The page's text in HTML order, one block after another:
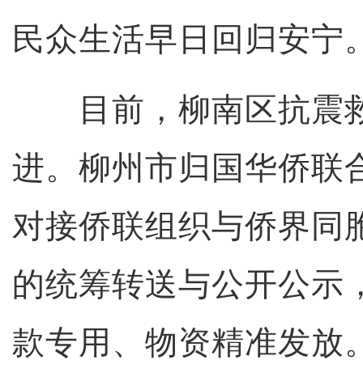
民众生活早日回归安宁
目前，柳南区抗震
进。柳州市归国华侨联
对接侨联组织与侨界同
的统筹转送与公开公示
款专用、物资精准发放